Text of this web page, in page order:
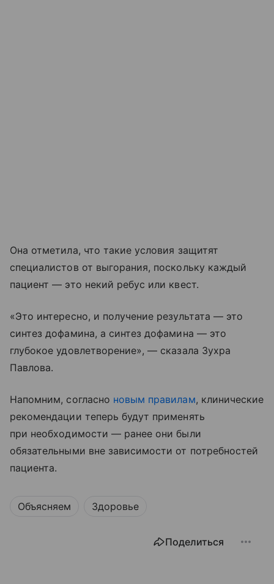
Она отметила, что такие условия защитят
специалистов от выгорания, поскольку каждый
пациент — это некий ребус или квест.
«Это интересно, и получение результата — это
синтез дофамина, а синтез дофамина — это
глубокое удовлетворение», — сказала Зухра
Павлова.
Напомним, согласно новым правилам, клинические
рекомендации теперь будут применять
при необходимости — ранее они были
обязательными вне зависимости от потребностей
пациента.
Объясняем Здоровье
Поделиться